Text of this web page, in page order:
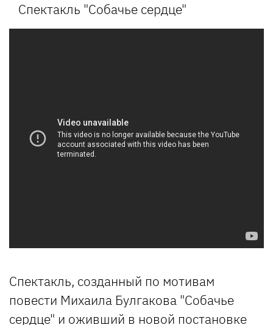
Спектакль "Собачье сердце"
Спектакль, созданный по мотивам
повести Михаила Булгакова "Собачье
сердце" и оживший в новой постановке